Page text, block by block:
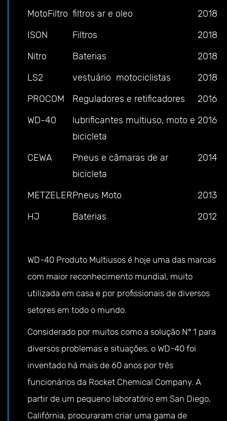
MotoFiltro filtros ar e oleo
2018
ISON
Filtros
2018
Nitro
Baterias
2018
LS2
vestuário motociclistas
2018
PROCOM
Reguladores e retificadores
2016
WD-40
lubrificantes multiuso, moto e
bicicleta
2016
CEWA
Pneus e câmaras de ar
bicicleta
2014
METZELERPneus Moto
2013
HJ
Baterias 2012
WD-40 Produto Multiusos é hoje uma das marcas
com maior reconhecimento mundial, muito
utilizada em casa e por profissionais de diversos
setores em todo o mundo.
Considerado por muitos como a solução Nº 1 para
diversos problemas e situações, o WD-40 foi
inventado há mais de 60 anos por três
funcionários da Rocket Chemical Company. A
partir de um pequeno laboratório em San Diego,
Califórnia, procuraram criar uma gama de